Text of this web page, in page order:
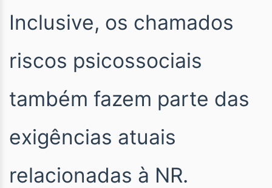
Inclusive, os chamados
riscos psicossociais
também fazem parte das
exigências atuais
relacionadas à NR.